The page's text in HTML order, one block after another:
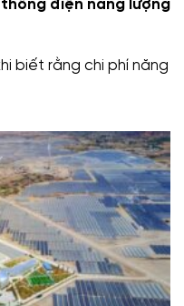
điện năng lượng
biết rằng chi phí năng